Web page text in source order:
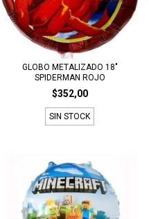
GLOBO METALIZADO 18"
SPIDERMAN ROJO
$352,00
SIN STOCK